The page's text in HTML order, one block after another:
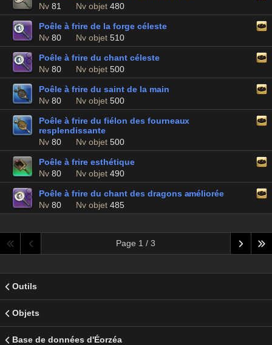
Nv 81 Nv objet 480
Poêle à frire de la forge céleste
Nv 80 Nv objet 510
Poêle à frire du chant céleste
Nv 80 Nv objet 500
Poêle à frire du saint de la main
Nv 80 Nv objet 500
Poêle à frire du fiélon des fourneaux
resplendissante
Nv 80 Nv objet 500
Poêle à frire esthétique
Nv 80 Nv objet 490
Poêle à frire du chant des dragons améliorée
Nv 80 Nv objet 485
Page 1 / 3
Outils
Objets
Base de données d'Éorzéa